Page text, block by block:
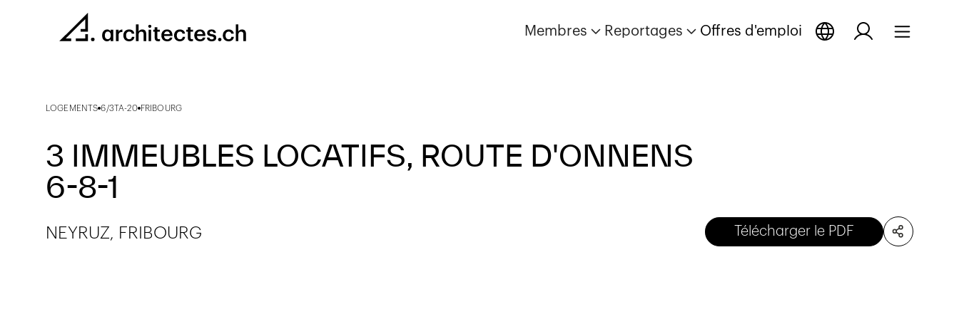
Membres Reportages Offres d'emploi
LOGEMENTS 6/3TA-20 FRIBOURG
3 IMMEUBLES LOCATIFS, ROUTE D'ONNENS
6-8-1
NEYRUZ, FRIBOURG Télécharger le PDF